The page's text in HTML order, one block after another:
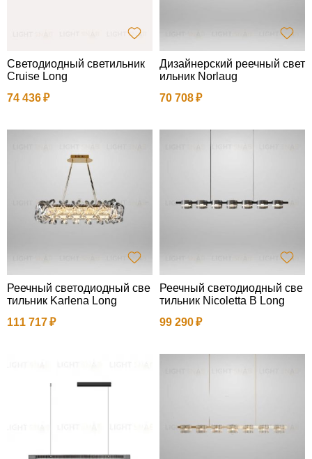
Светодиодный светильник
Cruise Long
74 436
Дизайнерский реечный свет
ильник Norlaug
70 708
Реечный светодиодный све
тильник Karlena Long
111 717
Реечный светодиодный све
тильник Nicoletta B Long
99 290